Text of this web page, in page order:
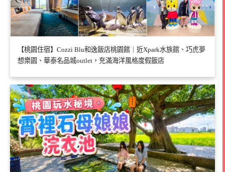
【桃園住宿】Cozzi Blu和逸飯店桃園館｜近Xpark水族館、巧虎夢
想樂園、華泰名品城outlet，充滿海洋風格度假飯店